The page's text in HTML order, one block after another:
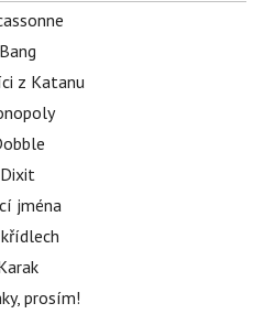
Bang
z Katanu
Dixit
jména
prosím!